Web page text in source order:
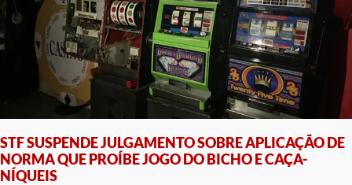
STF SUSPENDE JULGAMENTO SOBRE APLICAÇÃO DE
NORMA QUE PROÍBE JOGO DO BICHO E CAÇA-
NÍQUEIS